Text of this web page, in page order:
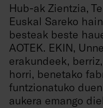
Hub-ak Zientzia,
Euskal Sareko
besteak beste
AOTEK. EKIN,
erakundeek,
horri, benetako
funtzionatuko
aukera emango